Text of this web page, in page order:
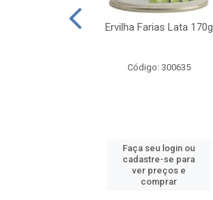
Ervilha Farias Lata 170g
Código: 300635
Faça seu login ou
cadastre-se para
ver preços e
comprar